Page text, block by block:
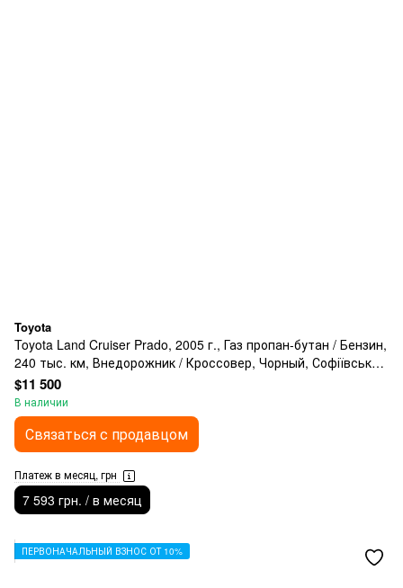
Toyota
Toyota Land Cruiser Prado, 2005 г., Газ пропан-бутан / Бензин,
240 тыс. км, Внедорожник / Кроссовер, Чорный, Софіївська
Борщагівка
$11 500
В наличии
Связаться с продавцом
Платеж в месяц, грн
7 593 грн. / в месяц
ПЕРВОНАЧАЛЬНЫЙ ВЗНОС ОТ 10%